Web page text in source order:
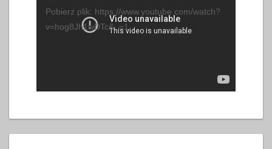
Pobierz plik: https://www.youtube.com/watch?
v=hog8Jh1wDTc&_=1